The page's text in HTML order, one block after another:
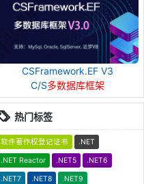
CSFramework.EF V3
C/S多数据库框架
热门标签
软件著作权登记证书 .NET
.NET Reactor .NET5 .NET6
.NET7 .NET8 .NET9